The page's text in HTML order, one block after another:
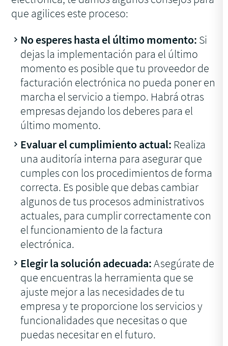
que agilices este proceso:
No esperes hasta el último momento: Si
dejas la implementación para el último
momento es posible que tu proveedor de
facturación electrónica no pueda poner en
marcha el servicio a tiempo. Habrá otras
empresas dejando los deberes para el
último momento.
Evaluar el cumplimiento actual: Realiza
una auditoría interna para asegurar que
cumples con los procedimientos de forma
correcta. Es posible que debas cambiar
algunos de tus procesos administrativos
actuales, para cumplir correctamente con
el funcionamiento de la factura
electrónica.
Elegir la solución adecuada:Asegúrate de
que encuentras la herramienta que se
ajuste mejor a las necesidades de tu
empresa y te proporcione los servicios y
funcionalidades que necesitas o que
puedas necesitar en el futuro.